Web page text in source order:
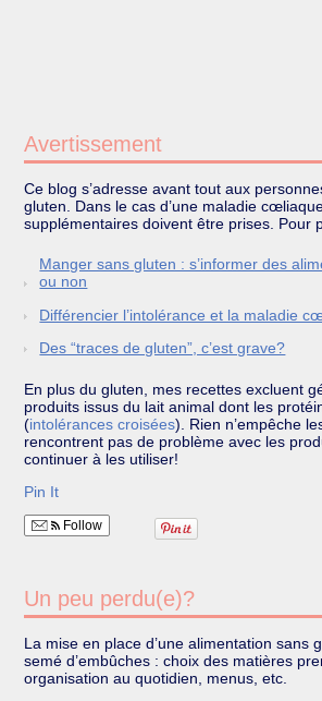
Avertissement
Ce blog s’adresse avant tout aux
gluten. Dans le cas d’une maladie
supplémentaires doivent être prises. Pour
Manger sans gluten : s’informer des
ou non
Différencier l’intolérance et la maladie
Des “traces de gluten”, c’est grave?
En plus du gluten, mes recettes excluent
produits issus du lait animal dont les
(intolérances croisées). Rien n’empêche
rencontrent pas de problème avec les
continuer à les utiliser!
Pin It
Follow
Un peu perdu(e)?
La mise en place d’une alimentation sans
semé d’embûches : choix des matières
organisation au quotidien, menus, etc.